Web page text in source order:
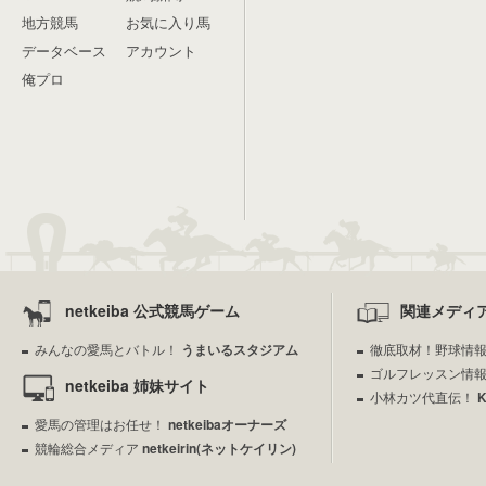
地方競馬
データベース
俺プロ
お気に入り馬
アカウント
netkeiba 公式競馬ゲーム
みんなの愛馬とバトル！ うまいるスタジアム
netkeiba 姉妹サイト
愛馬の管理はお任せ！ netkeibaオーナーズ
競輪総合メディア netkeirin(ネットケイリン)
関連メディ
徹底取材！野球情
ゴルフレッスン情
小林カツ代直伝！